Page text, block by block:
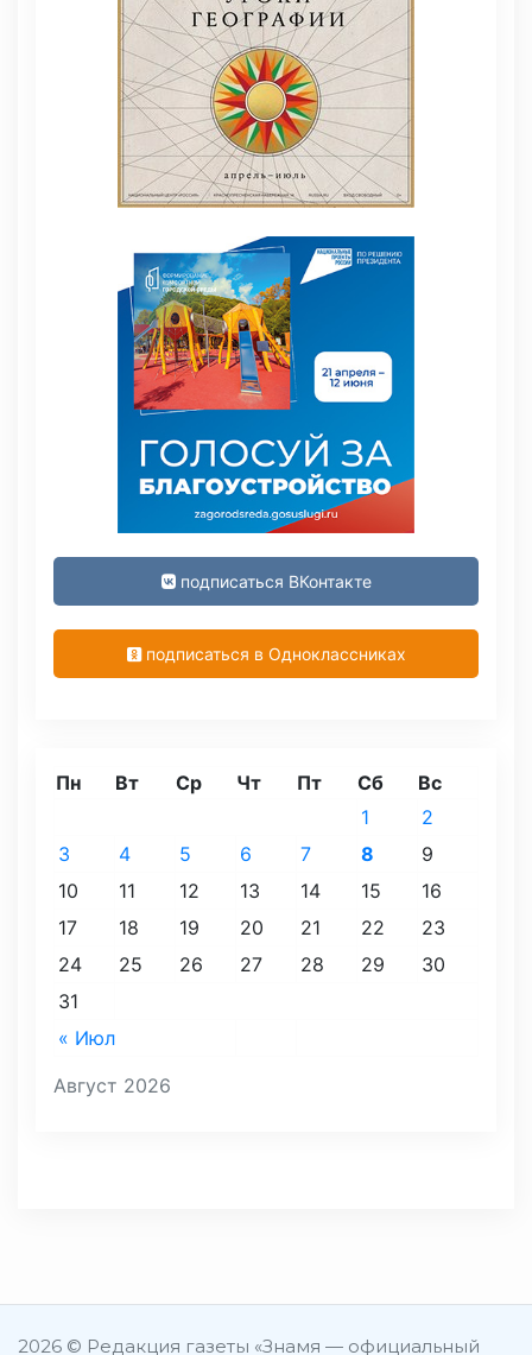
подписаться ВКонтакте
подписаться в Одноклассниках
Август 2026
Пн Вт Ср Чт Пт Сб Вс
« Июл
1
2
3
4 5 6 7 8
9
10
11 12 13 14 15
16
17
18 19 20 21 22
23
24
25 26 27 28 29
30
31
2026 © Редакция газеты «Знамя — официальный